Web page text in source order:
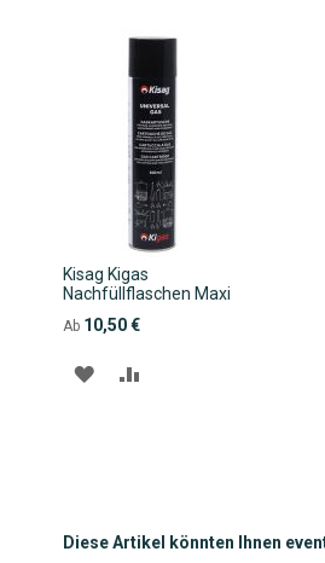
Kisag Kigas
Nachfüllflaschen Maxi
Ab 10,50 €
ZUR
Diese Artikel könnten Ihnen